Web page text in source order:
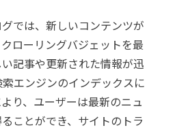
では、新しいコンテンツが
ローリングバジェットを最
記事や更新された情報が迅
エンジンのインデックスに
り、ユーザーは最新のニュ
ことができ、サイトのトラ